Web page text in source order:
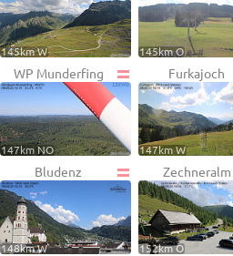
145km W 145km O
WP Munderfing
147km NO
Furkajoch
147km W
Bludenz
148km W
Zechneralm
152km O